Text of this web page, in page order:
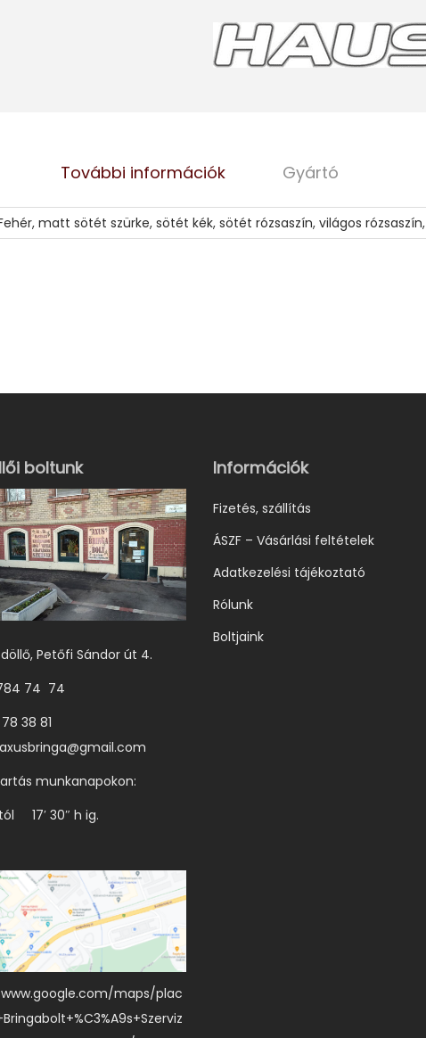
További információk Gyártó
, matt sötét szürke, sötét kék, sötét rózsaszín, világos rózsaszín,
boltunk
Petőfi Sándor út 4.
74 74
38 81
axusbringa@gmail.com
munkanapokon:
17′ 30″ h ig.
maps/plac
Információk
Fizetés, szállítás
ÁSZF – Vásárlási feltételek
Adatkezelési tájékoztató
Rólunk
Boltjaink